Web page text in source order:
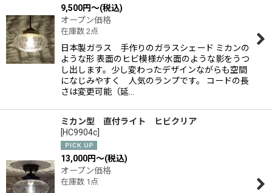
9,500円～(税込)
オープン価格
在庫数 2点
日本製ガラス 手作りのガラスシェード ミカンの
ような形 表面のヒビ模様が水面のような影をうつ
し出します。少し変わったデザインながらも空間
になじみやすく 人気のランプです。 コードの長
さは変更可能（延…
ミカン型 直付ライト ヒビクリア
[HC9904c]
13,000円～(税込)
オープン価格
在庫数 1点